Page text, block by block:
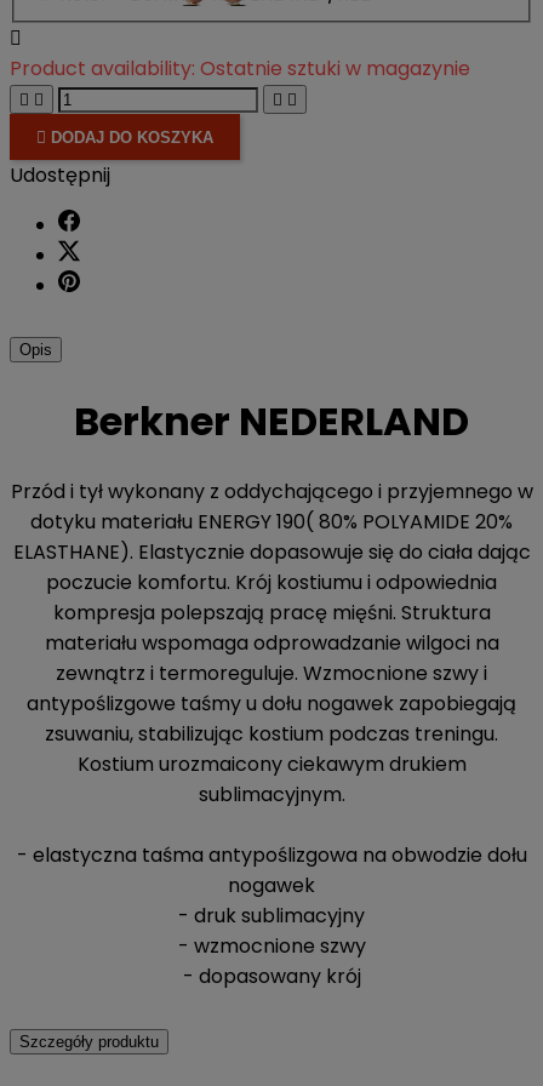

Product availability: Ostatnie sztuki w magazynie
   
 DODAJ DO KOSZYKA
Udostępnij
Opis
Berkner NEDERLAND
Przód i tył wykonany z oddychającego i przyjemnego w
dotyku materiału ENERGY 190( 80% POLYAMIDE 20%
ELASTHANE). Elastycznie dopasowuje się do ciała dając
poczucie komfortu. Krój kostiumu i odpowiednia
kompresja polepszają pracę mięśni. Struktura
materiału wspomaga odprowadzanie wilgoci na
zewnątrz i termoreguluje. Wzmocnione szwy i
antypoślizgowe taśmy u dołu nogawek zapobiegają
zsuwaniu, stabilizując kostium podczas treningu.
Kostium urozmaicony ciekawym drukiem
sublimacyjnym.
- elastyczna taśma antypoślizgowa na obwodzie dołu
nogawek
- druk sublimacyjny
- wzmocnione szwy
- dopasowany krój
Szczegóły produktu